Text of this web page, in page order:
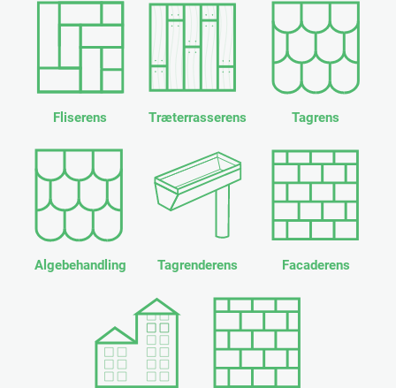
Fliserens Træterrasserens Tagrens
Algebehandling Tagrenderens Facaderens